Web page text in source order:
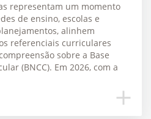
representam um momento
de ensino, escolas e
alinhem
referenciais curriculares
sobre a Base
(BNCC). Em 2026, com a